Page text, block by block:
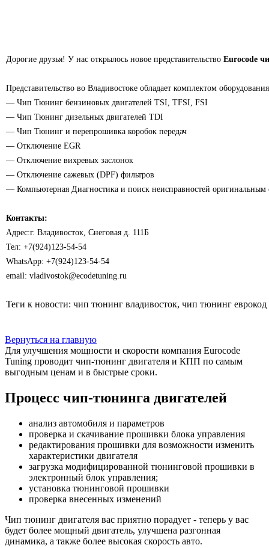
Дорогие друзья! У нас открылось новое представительство Eurocode
Представительство во Владивостоке обладает комплектом
— Чип Тюнинг бензиновых двигателей TSI, TFSI, FSI
— Чип Тюнинг дизельных двигателей TDI
— Чип Тюнинг и перепрошивка коробок передач
— Отключение EGR
— Отключение вихревых заслонок
— Отключение сажевых (DPF) фильтров
— Компьютерная Диагностика и поиск неисправностей оригинальным
Контакты:
Адрес:г. Владивосток, Снеговая д. 111Б
Тел: +7(924)123-54-54
WhatsApp: +7(924)123-54-54
email: vladivostok@ecodetuning.ru
Теги к новости: чип тюнинг владивосток, чип тюнинг еврокод
Вернуться на главную
Для улучшения мощности и скорости компания Eurocode
Tuning проводит чип-тюнинг двигателя и КПП по самым
выгодным ценам и в быстрые сроки.
Процесс чип-тюнинга двигателей
анализ автомобиля и параметров
проверка и скачивание прошивки блока управления
редактирования прошивки для возможности изменить
характеристики двигателя
загрузка модифицированной тюнинговой прошивки в
электронный блок управления;
установка тюнинговой прошивки
проверка внесенных изменений
Чип тюнинг двигателя вас приятно порадует - теперь у вас
будет более мощный двигатель, улучшена разгонная
динамика, а также более высокая скорость авто.